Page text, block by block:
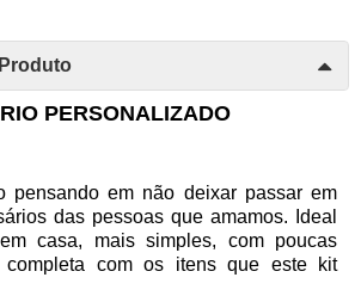
PERSONALIZADO
pensando em não deixar passar em
das pessoas que amamos. Ideal
casa, mais simples, com poucas
completa com os itens que este kit